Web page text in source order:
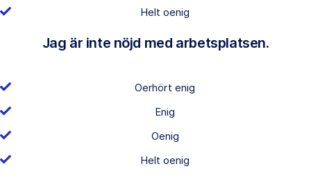
Helt oenig
Jag är inte nöjd med arbetsplatsen.
Oerhört enig
Enig
Oenig
Helt oenig